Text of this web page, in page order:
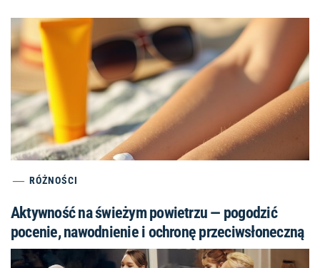
RÓŻNOŚCI
Aktywność na świeżym powietrzu — pogodzić
pocenie, nawodnienie i ochronę przeciwsłoneczną